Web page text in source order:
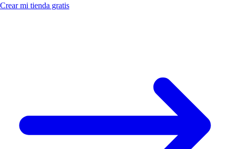
Crear mi tienda gratis